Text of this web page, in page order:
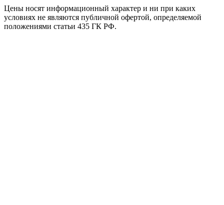
Цены носят информационный характер и ни при каких
условиях не являются публичной офертой, определяемой
положениями статьи 435 ГК РФ.